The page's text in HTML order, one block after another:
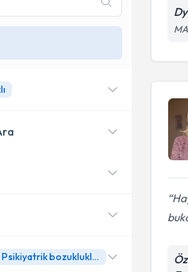
uzmanları
Psikiyatrik bozukluklarda diyet tedavisi